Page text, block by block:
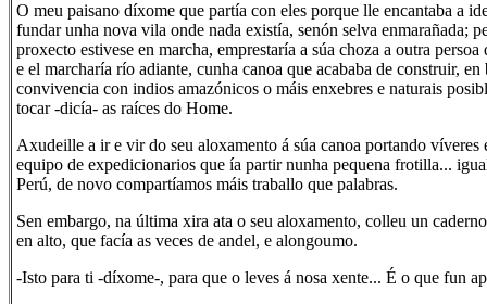
O meu paisano díxome que partía con eles porque lle encantaba a
fundar unha nova vila onde nada existía, senón selva enmarañada;
proxecto estivese en marcha, emprestaría a súa choza a outra
e el marcharía río adiante, cunha canoa que acababa de construir, en
convivencia con indios amazónicos o máis enxebres e naturais
tocar -dicía- as raíces do Home.
Axudeille a ir e vir do seu aloxamento á súa canoa portando víveres
equipo de expedicionarios que ía partir nunha pequena frotilla...
Perú, de novo compartíamos máis traballo que palabras.
Sen embargo, na última xira ata o seu aloxamento, colleu un
en alto, que facía as veces de andel, e alongoumo.
-Isto para ti -díxome-, para que o leves á nosa xente... É o que fun